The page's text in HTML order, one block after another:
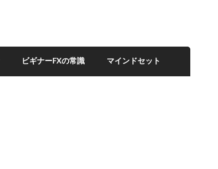
ビギナーFXの常識 マインドセット